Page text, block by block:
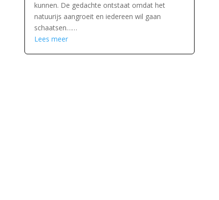
kunnen. De gedachte ontstaat omdat het
natuurijs aangroeit en iedereen wil gaan
schaatsen……
Lees meer